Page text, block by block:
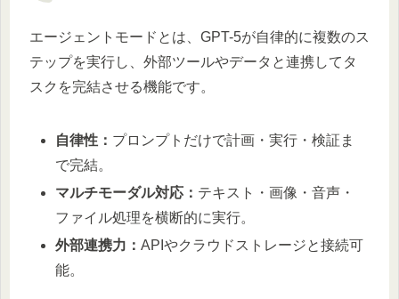
エージェントモードとは、GPT-5が自律的に複数のス
テップを実行し、外部ツールやデータと連携してタ
スクを完結させる機能です。
自律性： プロンプトだけで計画・実行・検証ま
で完結。
マルチモーダル対応： テキスト・画像・音声・
ファイル処理を横断的に実行。
外部連携力：APIやクラウドストレージと接続可
能。